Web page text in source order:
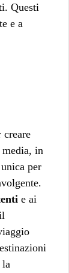
Questi
e a
in
per
e ai
la